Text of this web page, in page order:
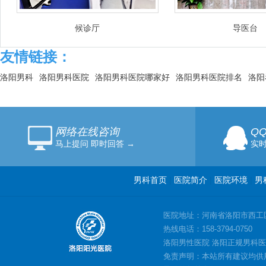
候诊厅 导医台
友情链接：
洛阳男科 洛阳男科医院 洛阳男科医院哪家好 洛阳男科医院排名 洛
网络在线咨询
马上提问 即时回答 → 实
男科首页 医院简介 医院环境 男
医院地址：河南省洛阳市西
热线电话：158-3794-0750
洛阳男性医院 洛阳正规男科
免责声明：本站所有建议均